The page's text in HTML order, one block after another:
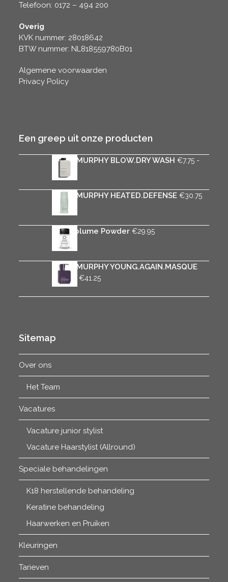
Telefoon: 0172 – 494 200
Overig
KVK nummer: 28018642
BTW nummer: NL818559780B01
Algemene voorwaarden
Privacy Policy
Een greep uit onze producten
KEVIN.MURPHY BLOW.DRY WASH €7.75 -
31.75
€7.75
tot
KEVIN.MURPHY HEATED.DEFENSE €30.75
Rica Volume Powder €29.95
KEVIN.MURPHY YOUNG.AGAIN.MASQUE
8.50 €41.25Prijsklasse:
Sitemap
Over ons
Het Team
Vacatures
Vacature junior stylist
Vacature Haarstylist (Allround)
Speciale behandelingen
K18 herstellende behandeling
Keratine behandeling
Haarwerken en Pruiken
Kleuringen
Tarieven